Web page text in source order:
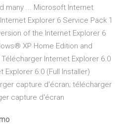
many ... Microsoft Internet
Explorer 6 Service Pack 1
of the Internet Explorer 6
XP Home Edition and
Internet Explorer 6.0
Explorer 6.0 (Full Installer)
capture d'écran; télécharger
capture d'écran